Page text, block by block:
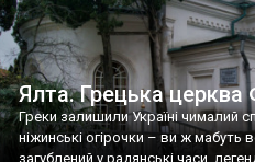
Ялта. Грецька
Греки залишили Україні чималий
ніжинські огірочки – ви ж мабуть
загублений у радянські часи,